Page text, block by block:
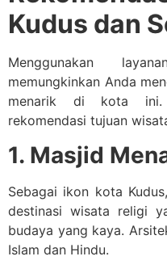
Kudus dan
Menggunakan
memungkinkan Anda
menarik di kota ini.
rekomendasi tujuan
1. Masjid
Sebagai ikon kota
destinasi wisata religi
budaya yang kaya.
Islam dan Hindu.